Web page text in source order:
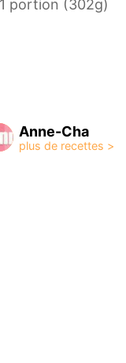
portion (302g)
Anne-Cha